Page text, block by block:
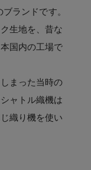
ランドです。
生地を、昔な
国内の工場で
まった当時の
ャトル織機は
織り機を使い